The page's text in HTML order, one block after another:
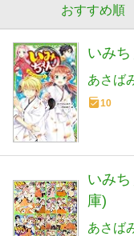
おすすめ順
いみ
あさば
10
いみ
庫)
あさば